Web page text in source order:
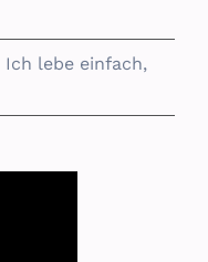
Ich lebe einfach,